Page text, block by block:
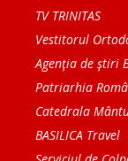
TV TRINITAS
Vestitorul
Agenţia de ştiri
Patriarhia
Catedrala
BASILICA Travel